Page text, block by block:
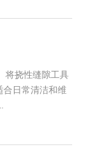
将挠性缝隙工具
合日常清洁和维